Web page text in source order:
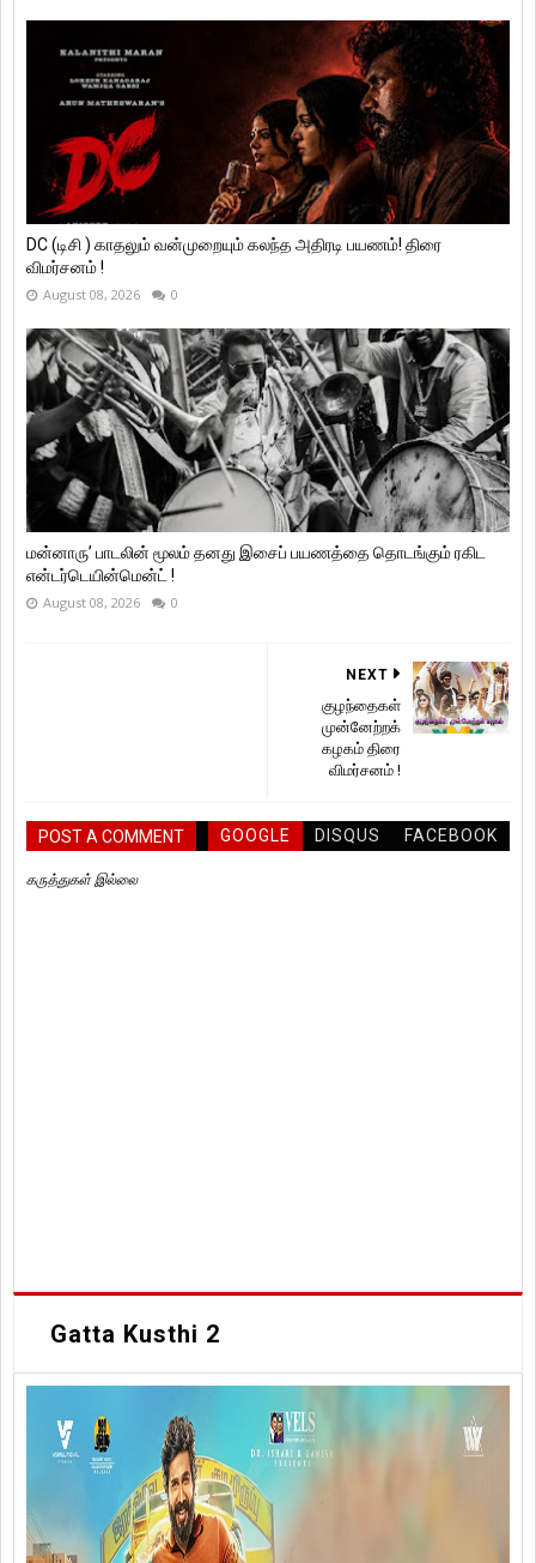
DC (டிசி ) காதலும் வன்முறையும் கலந்த அதிரடி பயணம்! திரை
விமர்சனம் !
August 08, 2026 0
மன்னாரு’ பாடலின் மூலம் தனது இசைப் பயணத்தை தொடங்கும் ரகிட
என்டர்டெயின்மென்ட் !
August 08, 2026 0
NEXT
குழந்தைகள்
முன்னேற்றக்
கழகம் திரை
விமர்சனம் !
POST A COMMENT GOOGLE DISQUS FACEBOOK
கருத்துகள் இல்லை
Gatta Kusthi 2